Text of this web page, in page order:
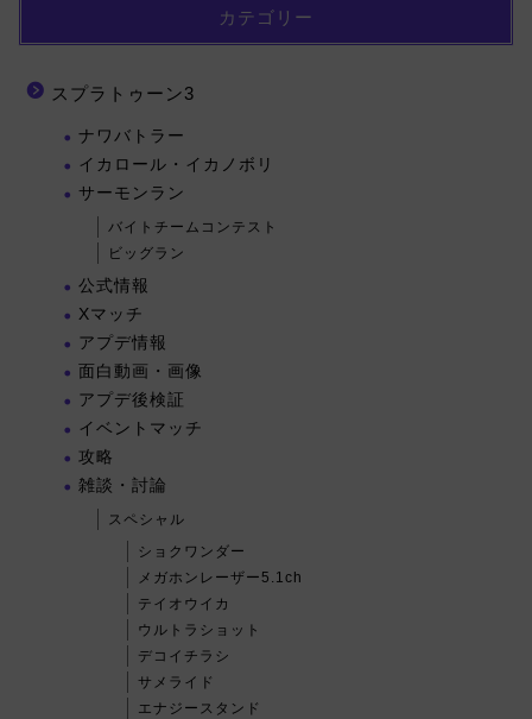
カテゴリー
スプラトゥーン3
ナワバトラー
イカロール・イカノボリ
サーモンラン
バイトチームコンテスト
ビッグラン
公式情報
Xマッチ
アプデ情報
面白動画・画像
アプデ後検証
イベントマッチ
攻略
雑談・討論
スペシャル
ショクワンダー
メガホンレーザー5.1ch
テイオウイカ
ウルトラショット
デコイチラシ
サメライド
エナジースタンド